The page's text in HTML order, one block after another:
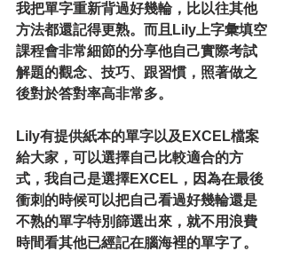
我把單字重新背過好幾輪，比以往其他
方法都還記得更熟。而且Lily上字彙填空
課程會非常細節的分享他自己實際考試
解題的觀念、技巧、跟習慣，照著做之
後對於答對率高非常多。
Lily有提供紙本的單字以及EXCEL檔案
給大家，可以選擇自己比較適合的方
式，我自己是選擇EXCEL，因為在最後
衝刺的時候可以把自己看過好幾輪還是
不熟的單字特別篩選出來，就不用浪費
時間看其他已經記在腦海裡的單字了。